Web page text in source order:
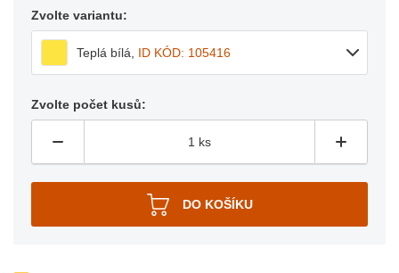
Zvolte variantu:
Teplá bílá, ID KÓD: 105416
Zvolte počet kusů: